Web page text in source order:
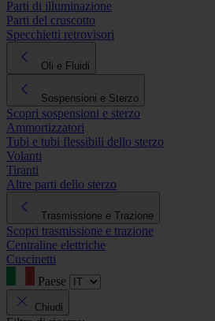
Parti di illuminazione
Parti del cruscotto
Specchietti retrovisori
Oli e Fluidi
Sospensioni e Sterzo
Scopri sospensioni e sterzo
Ammortizzatori
Tubi e tubi flessibili dello sterzo
Volanti
Tiranti
Altre parti dello sterzo
Trasmissione e Trazione
Scopri trasmissione e trazione
Centraline elettriche
Cuscinetti
Paese
Chiudi